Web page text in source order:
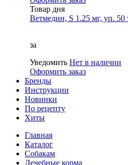
Товар дня
Ветмедин, S 1.25 мг, уп. 50
за
Уведомить Нет в наличии
Оформить заказ
Бренды
Инструкции
Новинки
По рецепту
Хиты
Главная
Каталог
Собакам
Лечебные корма